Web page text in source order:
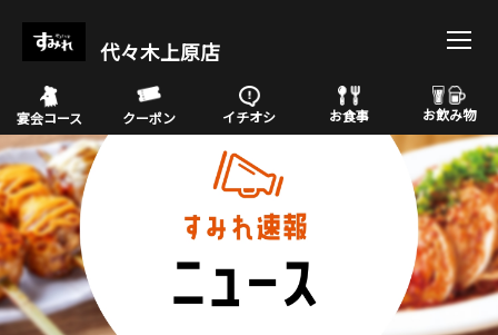
代々木上原店
宴会コース クーポン イチオシ お食事 お飲み物